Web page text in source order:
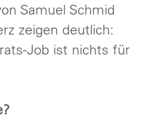
Samuel Schmid
zeigen deutlich:
Job ist nichts für